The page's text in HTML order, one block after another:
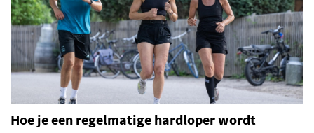
Hoe je een regelmatige hardloper wordt